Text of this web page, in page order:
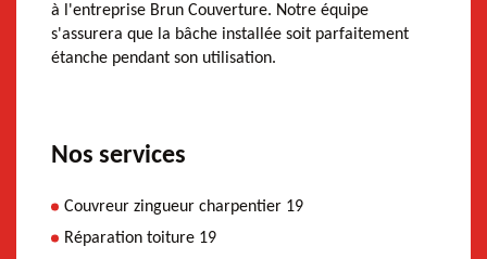
à l'entreprise Brun Couverture. Notre équipe
s'assurera que la bâche installée soit parfaitement
étanche pendant son utilisation.
Nos services
Couvreur zingueur charpentier 19
Réparation toiture 19